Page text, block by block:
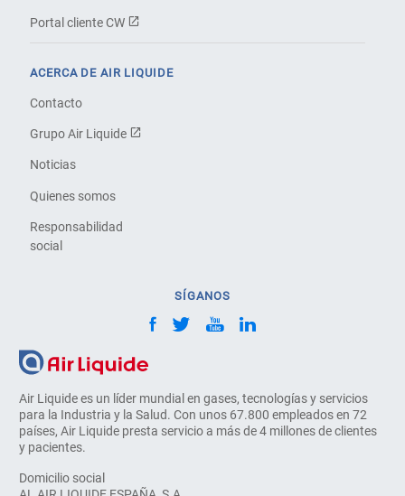
Air Liquide es un líder mundial en gases, tecnologías y servicios
para la Industria y la Salud. Con unos 67.800 empleados en 72
países, Air Liquide presta servicio a más de 4 millones de clientes
y pacientes.
Domicilio social
Portal cliente CW
ACERCA DE AIR LIQUIDE
Contacto
Grupo Air Liquide
Noticias
Quienes somos
Responsabilidad
social
SÍGANOS